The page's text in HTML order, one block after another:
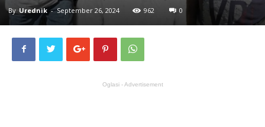
By Urednik - September 26, 2024 962 0
Oglasi - Advertisement